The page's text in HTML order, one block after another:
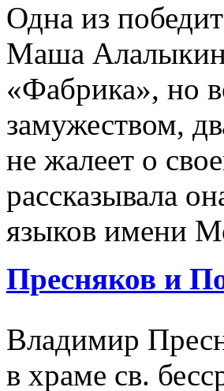
Одна из
Маша
«Фабрика», но
замужеством,
не жалеет о
рассказывала
языков имени
Пресняков и
Владимир
в храме св.